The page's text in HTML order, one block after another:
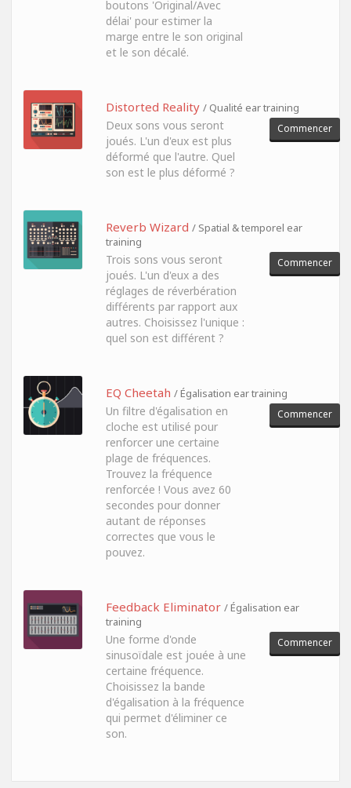
boutons 'Original/Avec
délai' pour estimer la
marge entre le son original
et le son décalé.
Distorted Reality / Qualité ear training
Deux sons vous seront
joués. L'un d'eux est plus
déformé que l'autre. Quel
son est le plus déformé ?
Commencer
Reverb Wizard / Spatial & temporel ear
training
Trois sons vous seront
joués. L'un d'eux a des
réglages de réverbération
différents par rapport aux
autres. Choisissez l'unique :
quel son est différent ?
Commencer
EQ Cheetah / Égalisation ear training
Un filtre d'égalisation en
cloche est utilisé pour
renforcer une certaine
plage de fréquences.
Trouvez la fréquence
renforcée ! Vous avez 60
secondes pour donner
autant de réponses
correctes que vous le
pouvez.
Commencer
Feedback Eliminator / Égalisation ear
training
Une forme d'onde
sinusoïdale est jouée à une
certaine fréquence.
Choisissez la bande
d'égalisation à la fréquence
qui permet d'éliminer ce
son.
Commencer